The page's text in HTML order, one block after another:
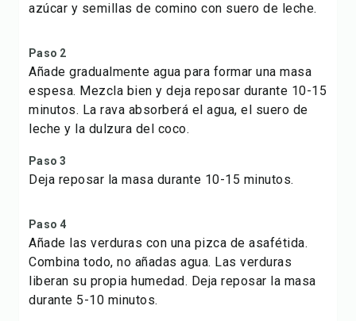
azúcar y semillas de comino con suero de leche.
Paso 2
Añade gradualmente agua para formar una masa
espesa. Mezcla bien y deja reposar durante 10-15
minutos. La rava absorberá el agua, el suero de
leche y la dulzura del coco.
Paso 3
Deja reposar la masa durante 10-15 minutos.
Paso 4
Añade las verduras con una pizca de asafétida.
Combina todo, no añadas agua. Las verduras
liberan su propia humedad. Deja reposar la masa
durante 5-10 minutos.